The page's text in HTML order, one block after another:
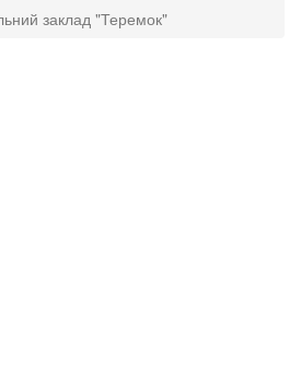
заклад "Теремок"